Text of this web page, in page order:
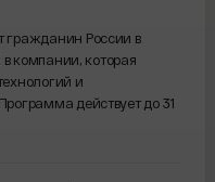
гражданин России в
в компании, которая
и
действует до 31